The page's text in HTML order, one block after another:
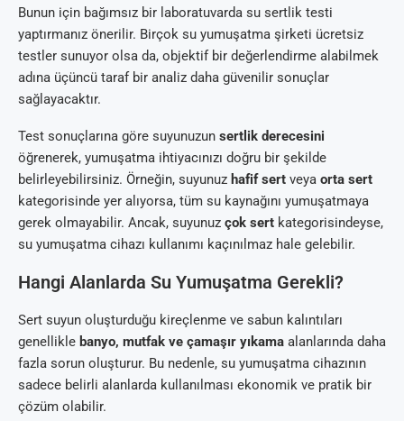
Bunun için bağımsız bir laboratuvarda su sertlik testi
yaptırmanız önerilir. Birçok su yumuşatma şirketi ücretsiz
testler sunuyor olsa da, objektif bir değerlendirme alabilmek
adına üçüncü taraf bir analiz daha güvenilir sonuçlar
sağlayacaktır.
Test sonuçlarına göre suyunuzun sertlik derecesini
öğrenerek, yumuşatma ihtiyacınızı doğru bir şekilde
belirleyebilirsiniz. Örneğin, suyunuz hafif sert veya orta sert
kategorisinde yer alıyorsa, tüm su kaynağını yumuşatmaya
gerek olmayabilir. Ancak, suyunuz çok sert kategorisindeyse,
su yumuşatma cihazı kullanımı kaçınılmaz hale gelebilir.
Hangi Alanlarda Su Yumuşatma Gerekli?
Sert suyun oluşturduğu kireçlenme ve sabun kalıntıları
genellikle banyo, mutfak ve çamaşır yıkama alanlarında daha
fazla sorun oluşturur. Bu nedenle, su yumuşatma cihazının
sadece belirli alanlarda kullanılması ekonomik ve pratik bir
çözüm olabilir.